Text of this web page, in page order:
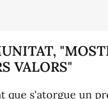
VALORS"
que s'atorgue un